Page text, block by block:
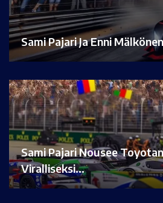
Sami Pajari Ja Enni
Sami Pajari Nousee
Viralliseksi…